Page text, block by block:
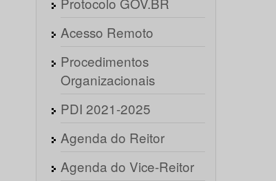
Acesso Remoto
Procedimentos
Organizacionais
PDI 2021-2025
Agenda do Reitor
Agenda do Vice-Reitor